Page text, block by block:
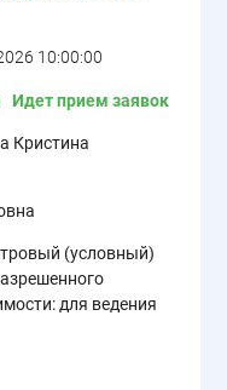
10:00:00
Идет прием заявок
Кристина
(условный)
для ведения